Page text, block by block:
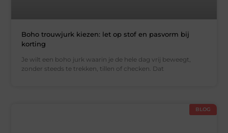
Boho trouwjurk kiezen: let op stof en pasvorm bij
korting
Je wilt een boho jurk waarin je de hele dag vrij beweegt,
zonder steeds te trekken, tillen of checken. Dat
BLOG